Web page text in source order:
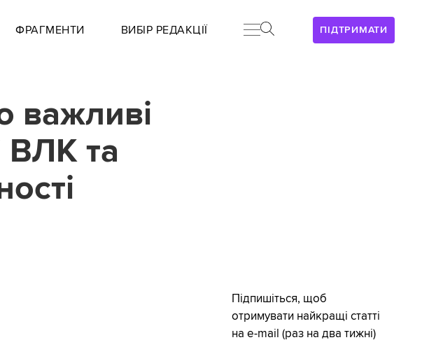
ПІДТРИМАТИ
ФРАГМЕНТИ ВИБІР РЕДАКЦІЇ
важливі
ВЛК та
Підпишіться, щоб
отримувати найкращі статті
на e-mail (раз на два тижні)